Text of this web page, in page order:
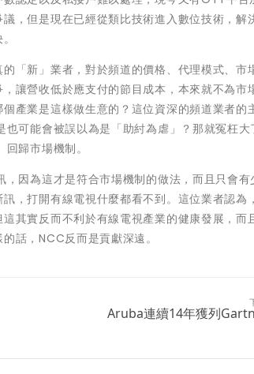
，但是現在已經從類比技術進入數位技術，解
「新」業者，對於頻道的價格、代理模式、市
讓營收低於應支付的節目成本，本來就不為市
產業是這樣做生意的？這位資深的頻道業者的
可能會被誤以為是「助紂為虐」？那就冤枉大
歸市場機制。
因為這才是符合市場機制的做法，而且只會有
，打開有線電視什麼都看不到。這位業者認為
其實反而不利於有線電視產業的健康發展，而
話，NCC反而是貢獻深遠。
Aruba連續14年獲列